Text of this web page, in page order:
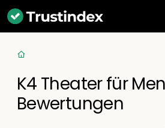
K4 Theater für
Bewertungen